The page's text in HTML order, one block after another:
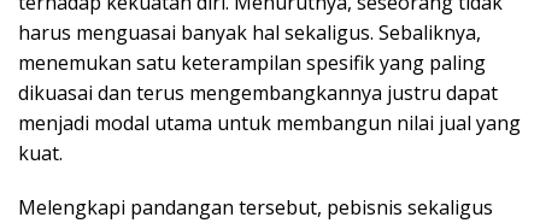
harus menguasai banyak hal sekaligus. Sebaliknya,
menemukan satu keterampilan spesifik yang paling
dikuasai dan terus mengembangkannya justru dapat
menjadi modal utama untuk membangun nilai jual yang
kuat.
Melengkapi pandangan tersebut, pebisnis sekaligus